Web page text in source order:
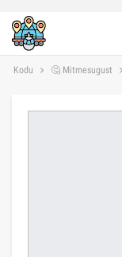
Kodu 🤔 Mitmesugust